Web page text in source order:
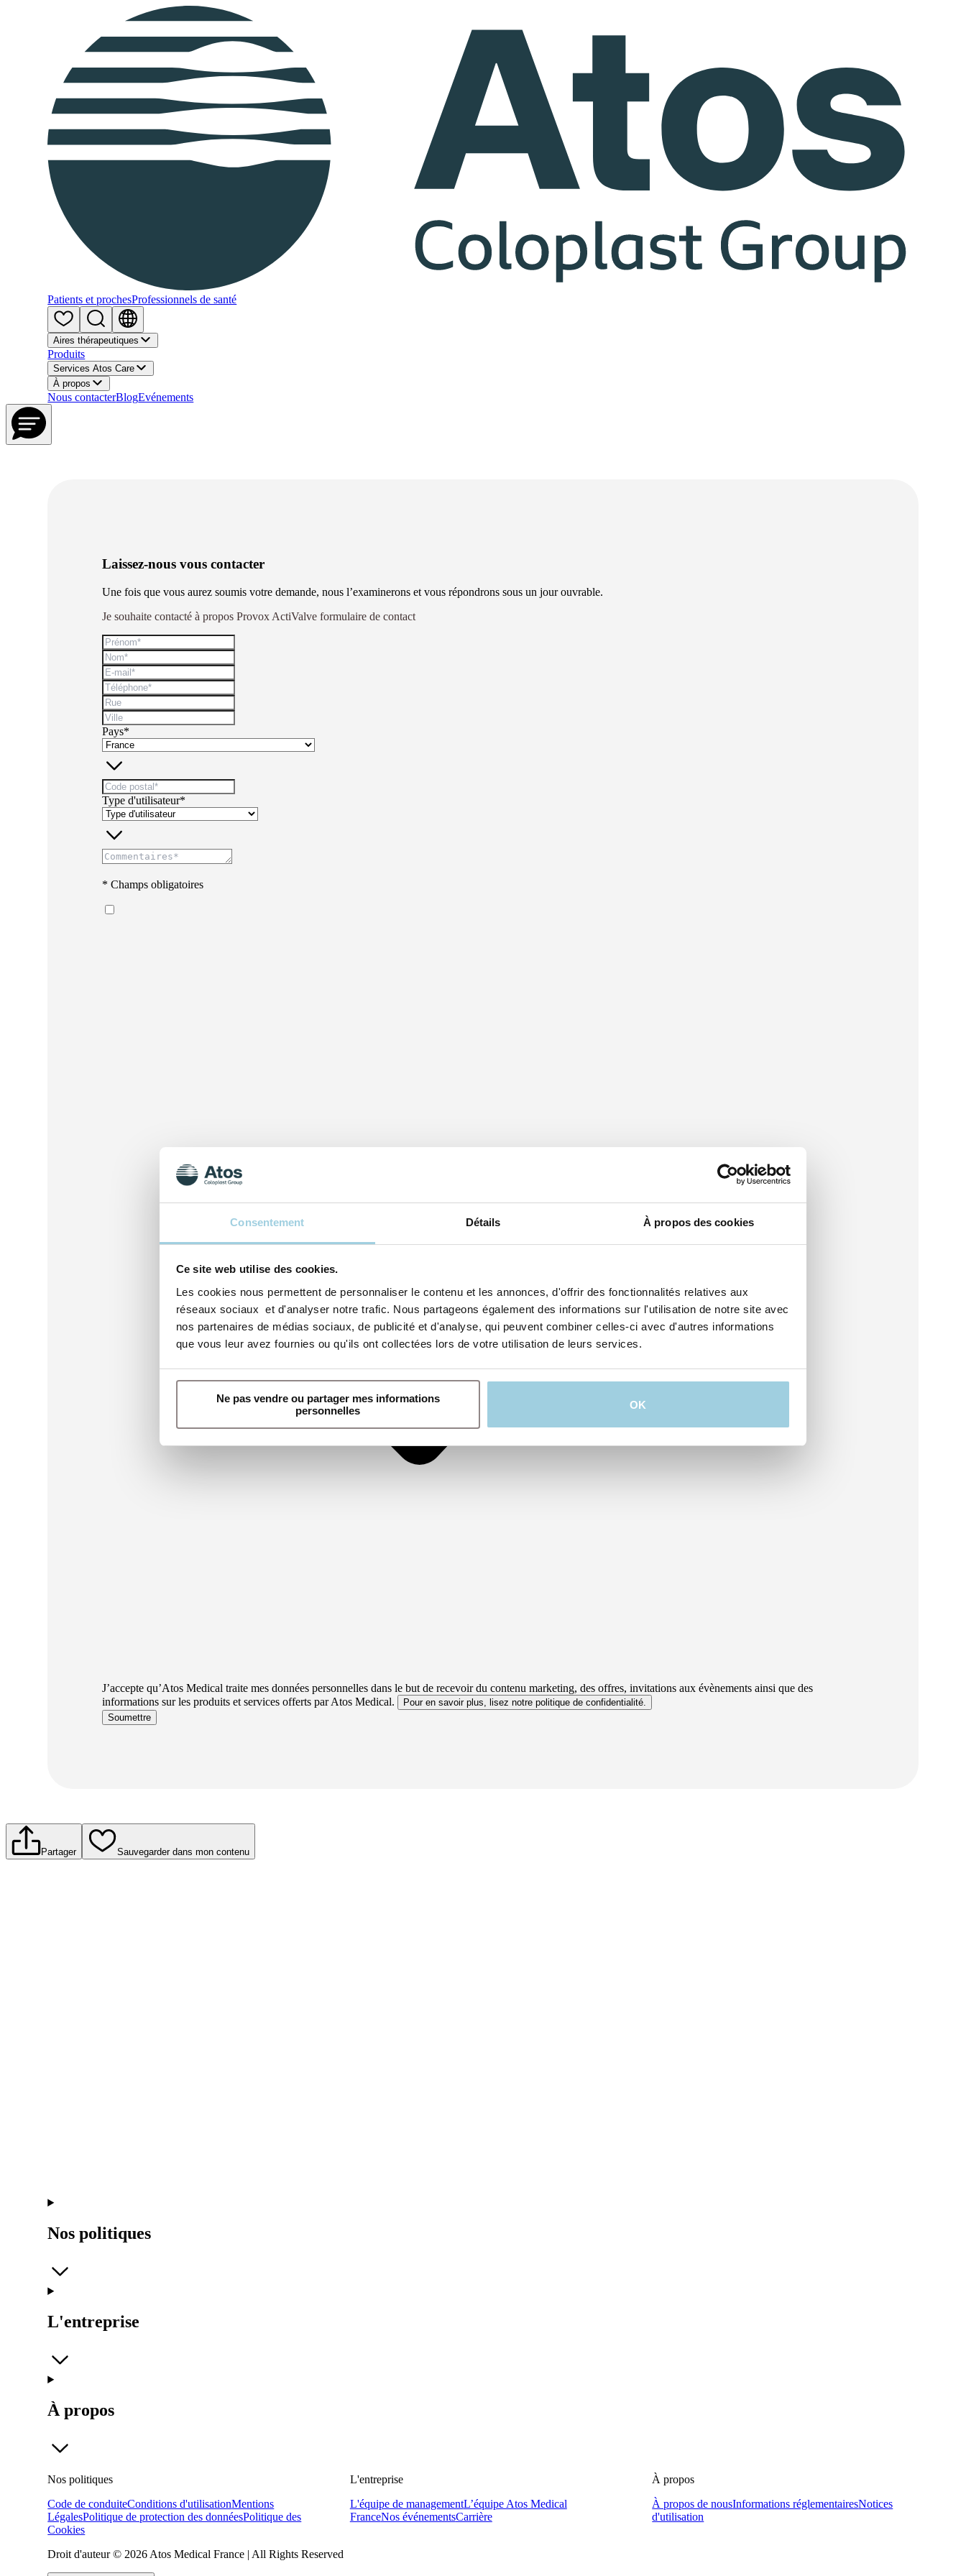
Consentement Détails À propos des cookies
Ce site web utilise des cookies.
Les cookies nous permettent de personnaliser le contenu et les annonces, d'offrir des fonctionnalités relatives aux
réseaux sociaux et d'analyser notre trafic. Nous partageons également des informations sur l'utilisation de notre site avec
nos partenaires de médias sociaux, de publicité et d'analyse, qui peuvent combiner celles-ci avec d'autres informations
que vous leur avez fournies ou qu'ils ont collectées lors de votre utilisation de leurs services.
Ne pas vendre ou partager mes informations
personnelles
OK
Patients et prochesProfessionnels de santé
Aires thérapeutiques
Produits
Services Atos Care
À propos
Nous contacterBlogEvénements
Laissez-nous vous contacter
Une fois que vous aurez soumis votre demande, nous l’examinerons et vous répondrons sous un jour ouvrable.
Je souhaite contacté à propos Provox ActiValve formulaire de contact
Pays*
Type d'utilisateur*
* Champs obligatoires
J’accepte qu’Atos Medical traite mes données personnelles dans le but de recevoir du contenu marketing, des offres, invitations aux évènements ainsi que des
informations sur les produits et services offerts par Atos Medical.
Pour en savoir plus, lisez notre politique de confidentialité.​
Soumettre
Partager Sauvegarder dans mon contenu
Nos politiques
L'entreprise
À propos
Nos politiques
Code de conduiteConditions d'utilisationMentions
LégalesPolitique de protection des donnéesPolitique des
Cookies
L'entreprise
L'équipe de managementL’équipe Atos Medical
FranceNos événementsCarrière
À propos
À propos de nousInformations réglementairesNotices
d'utilisation
Droit d'auteur © 2026 Atos Medical France | All Rights Reserved